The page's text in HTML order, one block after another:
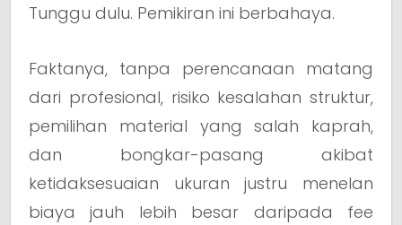
Tunggu dulu. Pemikiran ini berbahaya.
Faktanya, tanpa perencanaan matang
dari profesional, risiko kesalahan struktur,
pemilihan material yang salah kaprah,
dan bongkar-pasang akibat
ketidaksesuaian ukuran justru menelan
biaya jauh lebih besar daripada fee